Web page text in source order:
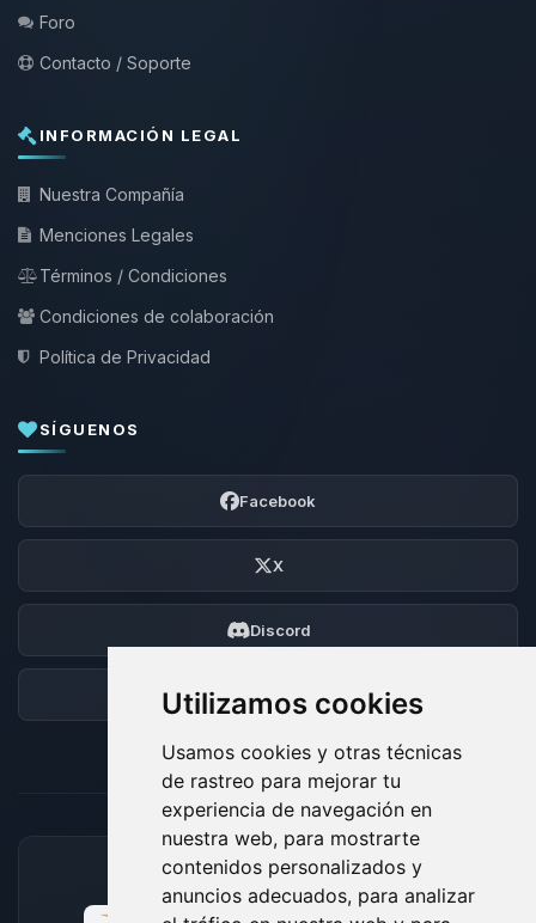
Utilizamos cookies
Usamos cookies y otras técnicas
de rastreo para mejorar tu
experiencia de navegación en
nuestra web, para mostrarte
contenidos personalizados y
anuncios adecuados, para analizar
Foro
Contacto / Soporte
INFORMACIÓN LEGAL
Nuestra Compañía
Menciones Legales
Términos / Condiciones
Condiciones de colaboración
Política de Privacidad
SÍGUENOS
Facebook
X
Discord
Foro
MÉTODOS DE PAGO ACEPTADOS